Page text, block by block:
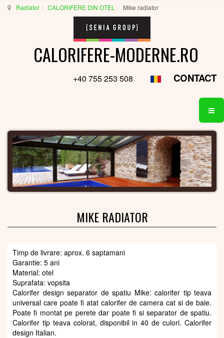
Radiator CALORIFERE DIN OTEL Mike radiator
CALORIFERE-MODERNE.RO
+40 755 253 508 CONTACT
MIKE RADIATOR
Timp de livrare: aprox. 6 saptamani
Garantie: 5 ani
Material: otel
Suprafata: vopsita
Calorifer design separator de spatiu Mike: calorifer tip teava
universal care poate fi atat calorifer de camera cat si de baie.
Poate fi montat pe perete dar poate fi si separator de spatiu.
Calorifer tip teava colorat, disponibil in 40 de culori. Calorifer
design Italian.